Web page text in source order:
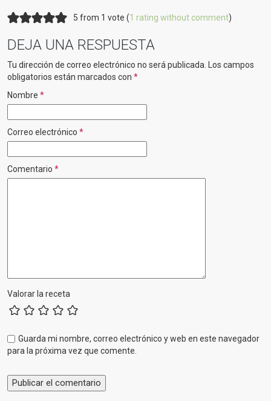
5 from 1 vote (1 rating without comment)
DEJA UNA RESPUESTA
Tu dirección de correo electrónico no será publicada.
Los campos
obligatorios están marcados con *
Nombre *
Correo electrónico *
Comentario *
Valorar la receta
Guarda mi nombre, correo electrónico y web en este navegador
para la próxima vez que comente.